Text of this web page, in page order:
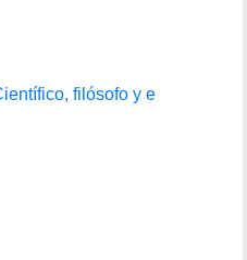
filósofo y e